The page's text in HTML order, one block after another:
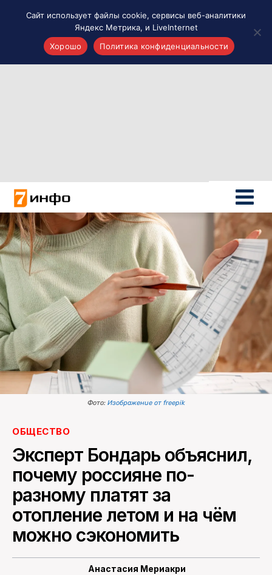
Новости России
Политика
Новости мира
Все материалы 7инфо
О НАС
ПОИСК ПО САЙТУ
Фото: Изображение от freepik
ОБЩЕСТВО
Эксперт Бондарь объяснил,
почему россияне по-
разному платят за
отопление летом и на чём
можно сэкономить
Анастасия Мериакри
Сайт использует файлы cookie, сервисы веб-аналитики
Яндекс Метрика, и LiveInternet
Хорошо
Политика конфиденциальности